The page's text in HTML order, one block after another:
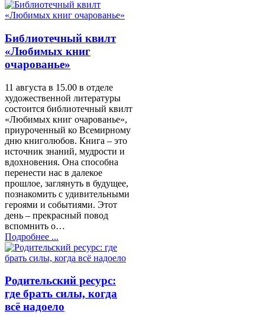
Библиотечный квилт
«Любимых книг
очарованье»
11 августа в 15.00 в отделе
художественной литературы
состоится библиотечный квилт
«Любимых книг очарованье»,
приуроченный ко Всемирному
дню книголюбов. Книга – это
источник знаний, мудрости и
вдохновения. Она способна
перенести нас в далекое
прошлое, заглянуть в будущее,
познакомить с удивительными
героями и событиями. Этот
день – прекрасный повод
вспомнить о…
Подробнее ...
Родительский ресурс:
где брать силы, когда
всё надоело